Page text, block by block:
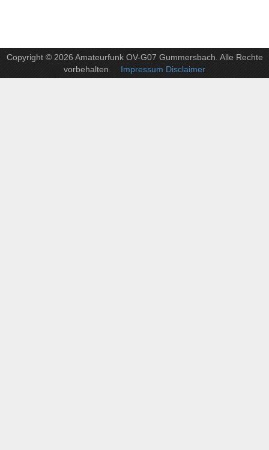
Copyright © 2026 Amateurfunk OV-G07 Gummersbach. Alle Rechte
vorbehalten . Impressum Disclaimer